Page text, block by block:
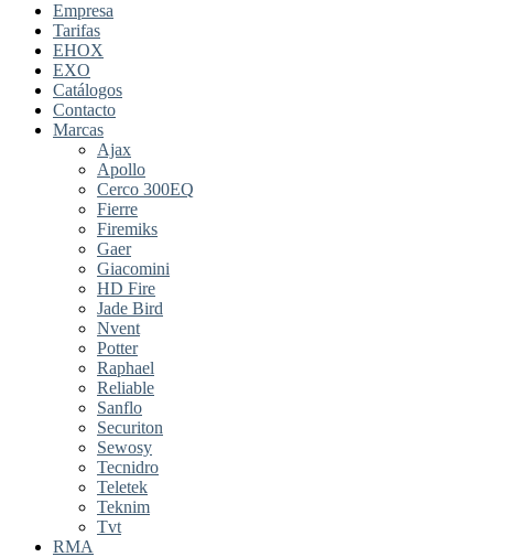
Empresa
Tarifas
EHOX
EXO
Catálogos
Contacto
Marcas
Ajax
Apollo
Cerco 300EQ
Fierre
Firemiks
Gaer
Giacomini
HD Fire
Jade Bird
Nvent
Potter
Raphael
Reliable
Sanflo
Securiton
Sewosy
Tecnidro
Teletek
Teknim
Tvt
RMA